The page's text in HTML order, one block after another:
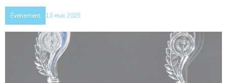
Événement 13 mai 2025